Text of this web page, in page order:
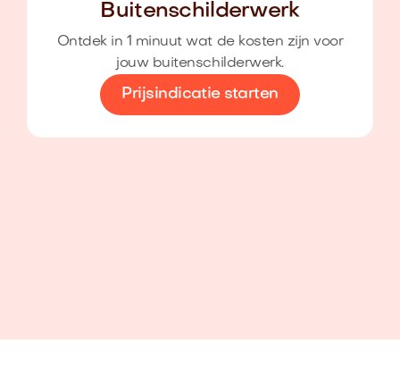
Buitenschilderwerk
Ontdek in 1 minuut wat de kosten zijn voor
jouw buitenschilderwerk.
Prijsindicatie starten